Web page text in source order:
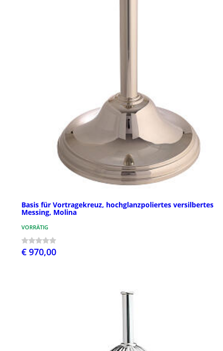
Basis für Vortragekreuz, hochglanzpoliertes versilbertes
Messing, Molina
VORRÄTIG
€ 970,00